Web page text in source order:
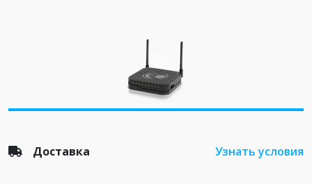
Доставка Узнать условия